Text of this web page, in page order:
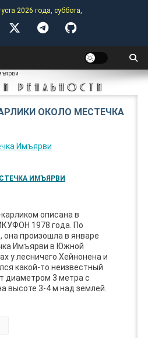
2026 года, суббота,
HUB
РЕАЛЬНОСТИ
ОКОЛО МЕСТЕЧКА
ИМЪЯРВИ
описана в
1978 года. По
произошла в январе
Имъярви в Южной
у лесничего Хейнонена и
какой-то неизвестный
диаметром 3 метра с
высоте 3-4 м над землей.